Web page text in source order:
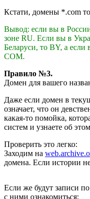
Кстати, домены *.com
Вывод: если вы в
зоне RU. Если вы в
Беларуси, то BY, а
COM.
Правило №3.
Домен для вашего
Даже если домен в
означает, что он
какая-то помойка,
систем и узнаете об
Проверить это легко:
Заходим на
домена. Если истории
Если же будут записи
с ними ознакомиться: